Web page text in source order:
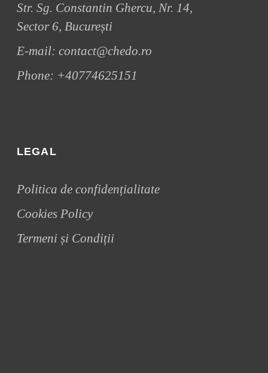
Str. Sg. Constantin Ghercu, Nr. 14,
Sector 6, București
E-mail:contact@chedo.ro
Phone: +40774625151
LEGAL
Politica de confidențialitate
Cookies Policy
Termeni și Condiții